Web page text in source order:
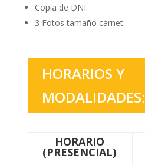
Copia de DNI.
3 Fotos tamaño carnet.
HORARIOS Y
MODALIDADES:
HORARIO
(PRESENCIAL)